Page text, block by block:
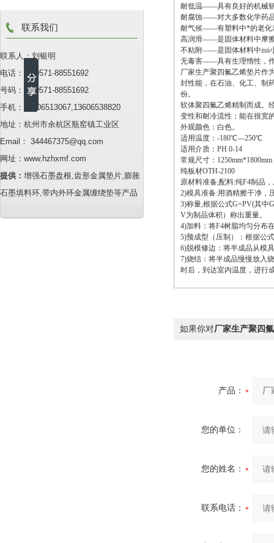
联系我们
联系人：刘银明
电话：86-0571-88551692
号码：86-0571-88551692
手机：13706513067,13606538820
地址：杭州市余杭区瓶窑镇工业区
Email： 344467375@qq.com
网址：www.hzhxmf.com
提供： 增强石墨盘根,齿形金属垫片,膨胀
石墨填料环,带内外环金属缠绕垫等产品
耐低温——具有良好的机械
耐腐蚀——对大多数化学药
耐气候——有塑料中*的老化
高润滑——是固体材料中摩
不粘附——是固体材料中zui
无毒害——具有生理惰性，
厂家生产聚四氟乙烯垫片作
封性能，在石油、化工、制
份。
软体聚四氟乙烯精制而成。
变性和耐冷流性；能在很宽
外观颜色：白色。
适用温度：-180℃—250℃
适用介质：PH 0-14
常规尺寸：1250mm*1800mm
纯板材OTH-2100
原材料准备;配料:纯F4制品
2)模具准备:用酒精擦干净，
3)称量,根据公式G=PV(其中
V为制品体积）称出重量。
4)加料：将F4树脂均匀分布
5)预成型（压制）：根据公
6)脱模修边：将半成品从模
7)烧结：将半成品慢慢放入
时后，到达室内温度，进行
如果你对厂家生产聚四
产品：
您的单位：
您的姓名：
联系电话：